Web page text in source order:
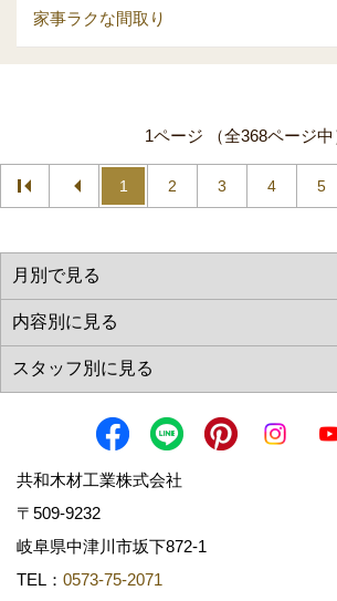
家事ラクな間取り
1ページ （全368ページ中
1 2 3 4 5
共和木材工業株式会社
〒509-9232
岐阜県中津川市坂下872‐1
TEL： 0573-75-2071